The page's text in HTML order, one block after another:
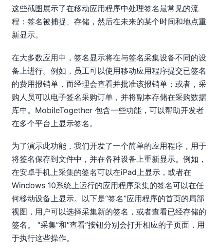
这些截图展示了在移动应用程序中处理签名最常见的流
程：签名被捕捉、存储，然后在未来的某个时间和地点重
新显示。
在大多数应用中，签名显示将在与签名采集设备不同的设
备上进行。例如，员工可以使用移动应用程序提交已签名
的费用报销单，而经理会查看并批准该报销单；或者，采
购人员可以电子签名采购订单，并将副本存储在采购数据
库中。MobileTogether 包含一些功能，可以帮助开发者
在多个平台上显示签名。
为了演示此功能，我们开发了一个简单的应用程序，用于
将签名保存到文件中，并在各种设备上重新显示。例如，
在安卓手机上采集的签名可以在iPad上显示，或者在
Windows 10系统上运行的应用程序采集的签名可以在任
何移动设备上显示。以下是“签名”应用程序的首页的局部
视图，用户可以选择采集新的签名，或者查看已经存储的
签名。 “采集”和“查看”按钮分别会打开相应的子页面，用
于执行这些操作。